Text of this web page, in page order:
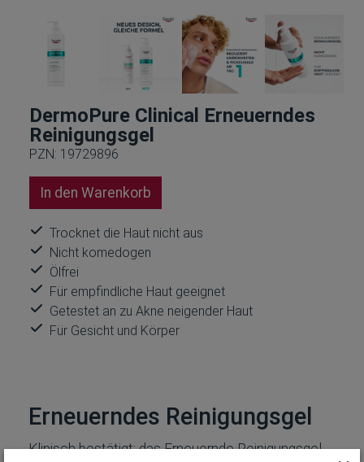
DermoPure Clinical Erneuerndes
Reinigungsgel
PZN: 19729896
In den Warenkorb
Trocknet die Haut nicht aus
Nicht komedogen
Ölfrei
Für empfindliche Haut geeignet
Getestet an zu Akne neigender Haut
Für Gesicht und Körper
Erneuerndes Reinigungsgel
Klinisch bestätigt: das Erneuernde Reinigungsgel